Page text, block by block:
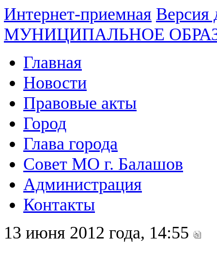
Интернет-приемная Версия
МУНИЦИПАЛЬНОЕ
Главная
Новости
Правовые акты
Город
Глава города
Совет МО г. Балашов
Администрация
Контакты
13 июня 2012 года, 14:55